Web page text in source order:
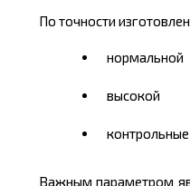
По точности
нормальной
высокой
контрольные
Важным параметром